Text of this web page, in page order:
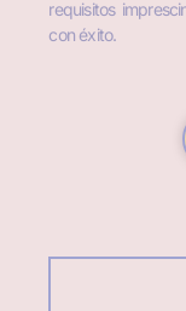
requisitos
con éxito.